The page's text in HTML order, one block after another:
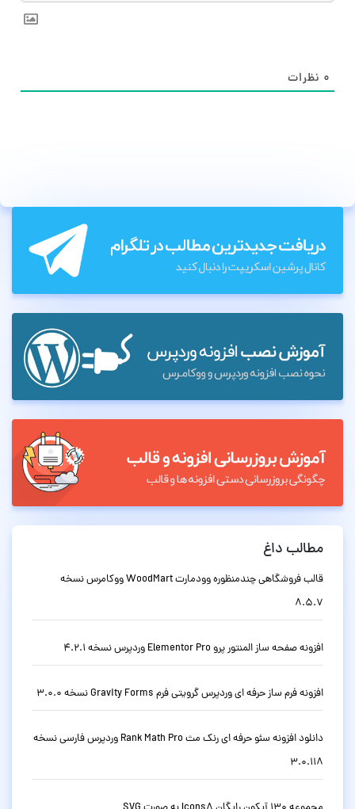
۰ نظرات
مطالب داغ
قالب فروشگاهی چندمنظوره وودمارت WoodMart ووکامرس نسخه
8.5.7
افزونه صفحه ساز المنتور پرو Elementor Pro وردپرس نسخه 4.2.1
افزونه فرم ساز حرفه ای وردپرس گرویتی فرم Gravity Forms نسخه 3.0.0
دانلود افزونه سئو حرفه ای رنک مث Rank Math Pro وردپرس فارسی نسخه
3.0.118